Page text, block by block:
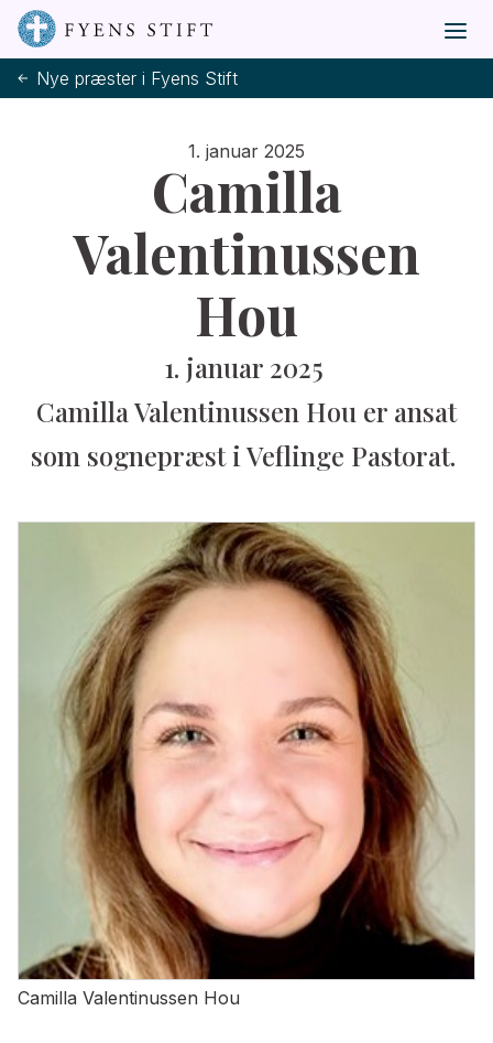
Nye præster i Fyens Stift
1. januar 2025
Camilla
Valentinussen
Hou
1. januar 2025
Camilla Valentinussen Hou er ansat
som sognepræst i Veflinge Pastorat.
Camilla Valentinussen Hou